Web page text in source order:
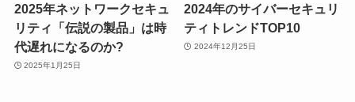
2025年ネットワークセキュ
リティ「伝説の製品」は時
代遅れになるのか?
2025年1月25日
2024年のサイバーセキュリ
ティトレンドTOP10
2024年12月25日